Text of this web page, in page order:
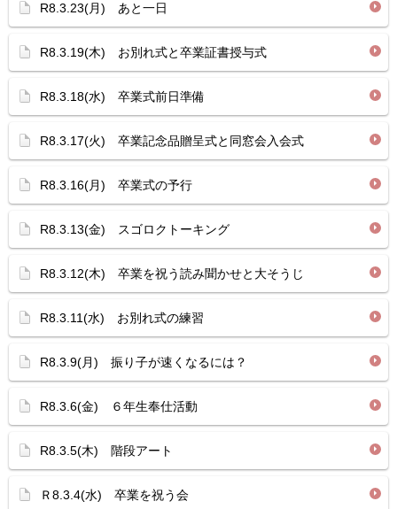
R8.3.23(月) あと一日
R8.3.19(木) お別れ式と卒業証書授与式
R8.3.18(水) 卒業式前日準備
R8.3.17(火) 卒業記念品贈呈式と同窓会入会式
R8.3.16(月) 卒業式の予行
R8.3.13(金) スゴロクトーキング
R8.3.12(木) 卒業を祝う読み聞かせと大そうじ
R8.3.11(水) お別れ式の練習
R8.3.9(月) 振り子が速くなるには？
R8.3.6(金) ６年生奉仕活動
R8.3.5(木) 階段アート
Ｒ8.3.4(水) 卒業を祝う会